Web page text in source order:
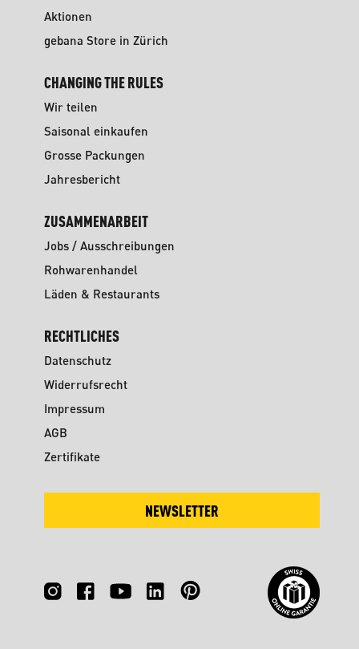
Aktionen
gebana Store in Zürich
CHANGING THE RULES
Wir teilen
Saisonal einkaufen
Grosse Packungen
Jahresbericht
ZUSAMMENARBEIT
Jobs / Ausschreibungen
Rohwarenhandel
Läden & Restaurants
RECHTLICHES
Datenschutz
Widerrufsrecht
Impressum
AGB
Zertifikate
NEWSLETTER